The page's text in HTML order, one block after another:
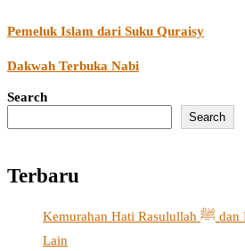
Pemeluk Islam dari Suku Quraisy
Dakwah Terbuka Nabi
Search
Search
Terbaru
Kemurahan Hati Rasulullah ﷺ dan Mendahulukan Orang
Lain